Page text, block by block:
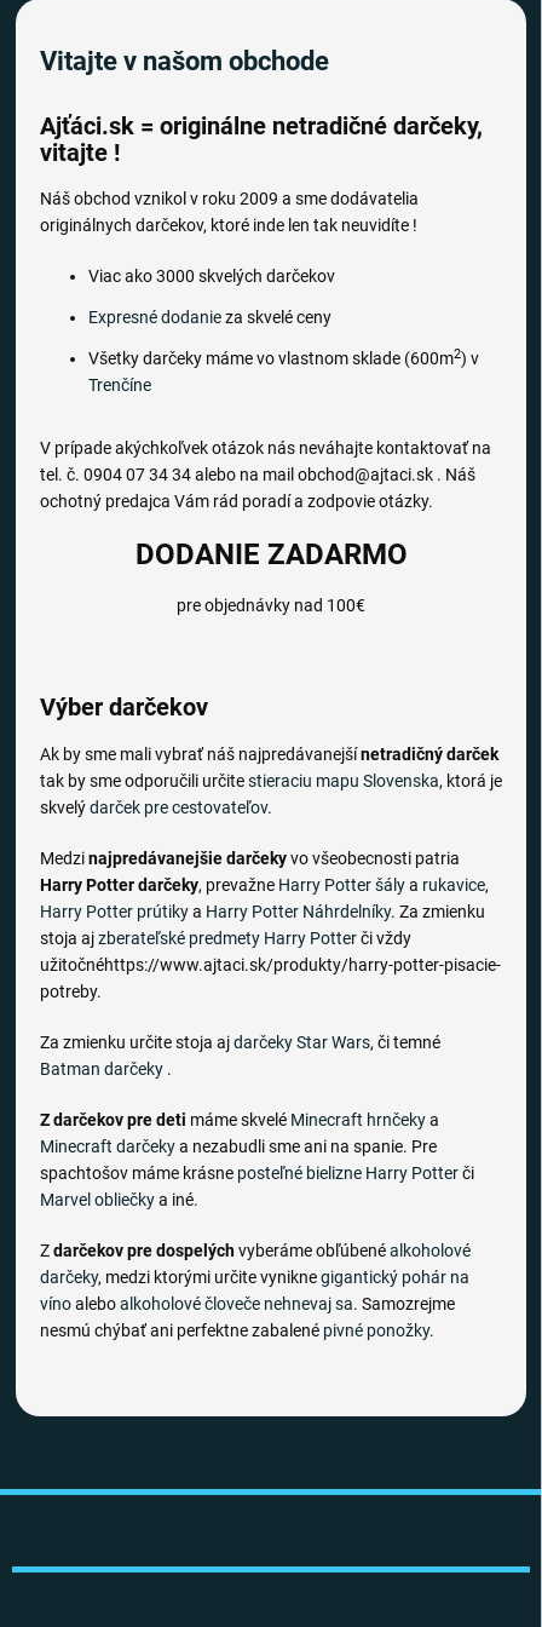
Vitajte v našom obchode
Ajťáci.sk = originálne netradičné darčeky,
vitajte !
Náš obchod vznikol v roku 2009 a sme dodávatelia
originálnych darčekov, ktoré inde len tak neuvidíte !
Viac ako 3000 skvelých darčekov
Expresné dodanieza skvelé ceny
Všetky darčeky máme vo vlastnom sklade (600m2) v
Trenčíne
V prípade akýchkoľvek otázok nás neváhajte kontaktovať na
tel. č. 0904 07 34 34 alebo na mail obchod@ajtaci.sk . Náš
ochotný predajca Vám rád poradí a zodpovie otázky.
DODANIE ZADARMO
pre objednávky nad 100€
Výber darčekov
Ak by sme mali vybrať náš najpredávanejšínetradičný darček
tak by sme odporučili určitestieraciu mapu Slovenska, ktorá je
skvelýdarček pre cestovateľov.
Medzinajpredávanejšie darčekyvo všeobecnosti patria
Harry Potter darčeky, prevažne Harry Potter šálya rukavice,
Harry Potter prútikya Harry Potter Náhrdelníky. Za zmienku
stoja ajzberateľské predmety Harry Potterči vždy
užitočnéhttps://www.ajtaci.sk/produkty/harry-potter-pisacie-
potreby.
Za zmienku určite stoja ajdarčeky Star Wars, či temné
Batman darčeky .
Z darčekov pre deti máme skvelé Minecraft hrnčekya
Minecraft darčekya nezabudli sme ani na spanie. Pre
spachtošov máme krásne posteľné bielizne Harry Potterči
Marvel obliečkya iné.
Zdarčekov pre dospelýchvyberáme obľúbenéalkoholové
darčeky, medzi ktorými určite vyniknegigantický pohár na
vínoaleboalkoholové človeče nehnevaj sa. Samozrejme
nesmú chýbať ani perfektne zabalené pivné ponožky.